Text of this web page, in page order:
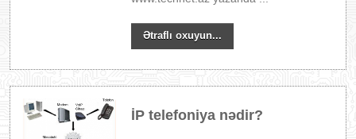
Ətraflı oxuyun...
İP telefoniya nədir?